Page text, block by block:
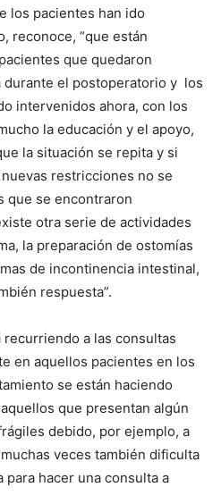
los pacientes han ido
reconoce, “que están
que quedaron
durante el postoperatorio y los
intervenidos ahora, con los
la educación y el apoyo,
la situación se repita y si
restricciones no se
que se encontraron
otra serie de actividades
la preparación de ostomías
de incontinencia intestinal,
respuesta”.
recurriendo a las consultas
en aquellos pacientes en los
se están haciendo
que presentan algún
debido, por ejemplo, a
veces también dificulta
hacer una consulta a